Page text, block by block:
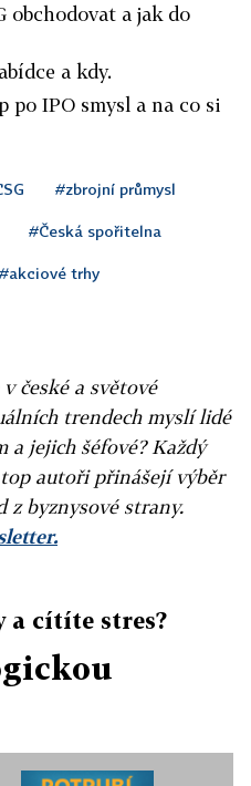
obchodovat a jak do
a kdy.
po IPO smysl a na co si
#zbrojní průmysl
#Česká spořitelna
#akciové trhy
české a světové
trendech myslí lidé
a jejich šéfové? Každý
autoři přinášejí výběr
z byznysové strany.
a cítíte stres?